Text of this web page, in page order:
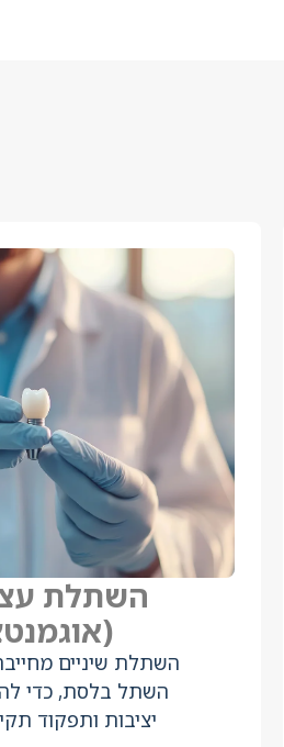
השתלת
השתלת שיניים
השתל בלסת, כדי
יציבות ותפקוד